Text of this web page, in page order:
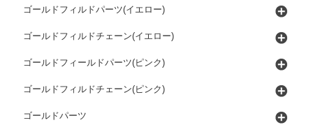
ゴールドフィルドパーツ(イエロー)
ゴールドフィルドチェーン(イエロー)
ゴールドフィールドパーツ(ピンク)
ゴールドフィルドチェーン(ピンク)
ゴールドパーツ